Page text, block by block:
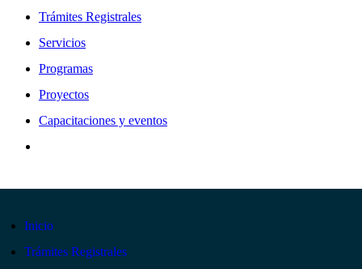
Trámites Registrales
Servicios
Programas
Proyectos
Capacitaciones y eventos
Inicio
Trámites Registrales